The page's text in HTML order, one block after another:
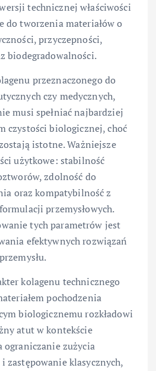
technicznej właściwości
do tworzenia materiałów o
przyczepności,
biodegradowalności.
przeznaczonego do
czy medycznych,
musi spełniać najbardziej
czystości biologicznej, choć
istotne. Ważniejsze
użytkowe: stabilność
zdolność do
oraz kompatybilność z
przemysłowych.
tych parametrów jest
efektywnych rozwiązań
kolagenu technicznego
pochodzenia
biologicznemu rozkładowi
atut w kontekście
ograniczanie zużycia
zastępowanie klasycznych,